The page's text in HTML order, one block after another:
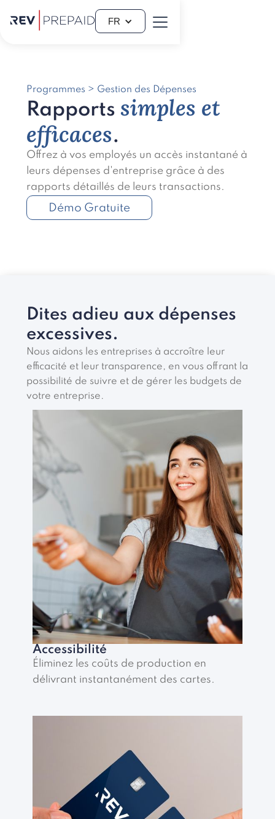
FR
Programmes > Gestion des Dépenses
Rapports simples et
efficaces.
Offrez à vos employés un accès instantané à
leurs dépenses d'entreprise grâce à des
rapports détaillés de leurs transactions.
Démo Gratuite
Dites adieu aux dépenses
excessives.
Nous aidons les entreprises à accroître leur
efficacité et leur transparence, en vous offrant la
possibilité de suivre et de gérer les budgets de
votre entreprise.
Accessibilité
Éliminez les coûts de production en
délivrant instantanément des cartes.